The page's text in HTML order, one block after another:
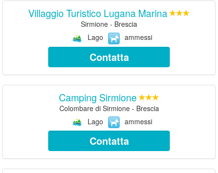
Villaggio Turistico Lugana Marina
Sirmione - Brescia
Lago
ammessi
Contatta
Camping Sirmione
Colombare di Sirmione - Brescia
Lago
ammessi
Contatta